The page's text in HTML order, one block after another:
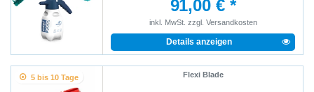
91,00 € *
inkl. MwSt. zzgl. Versandkosten
Details anzeigen
5 bis 10 Tage Flexi Blade